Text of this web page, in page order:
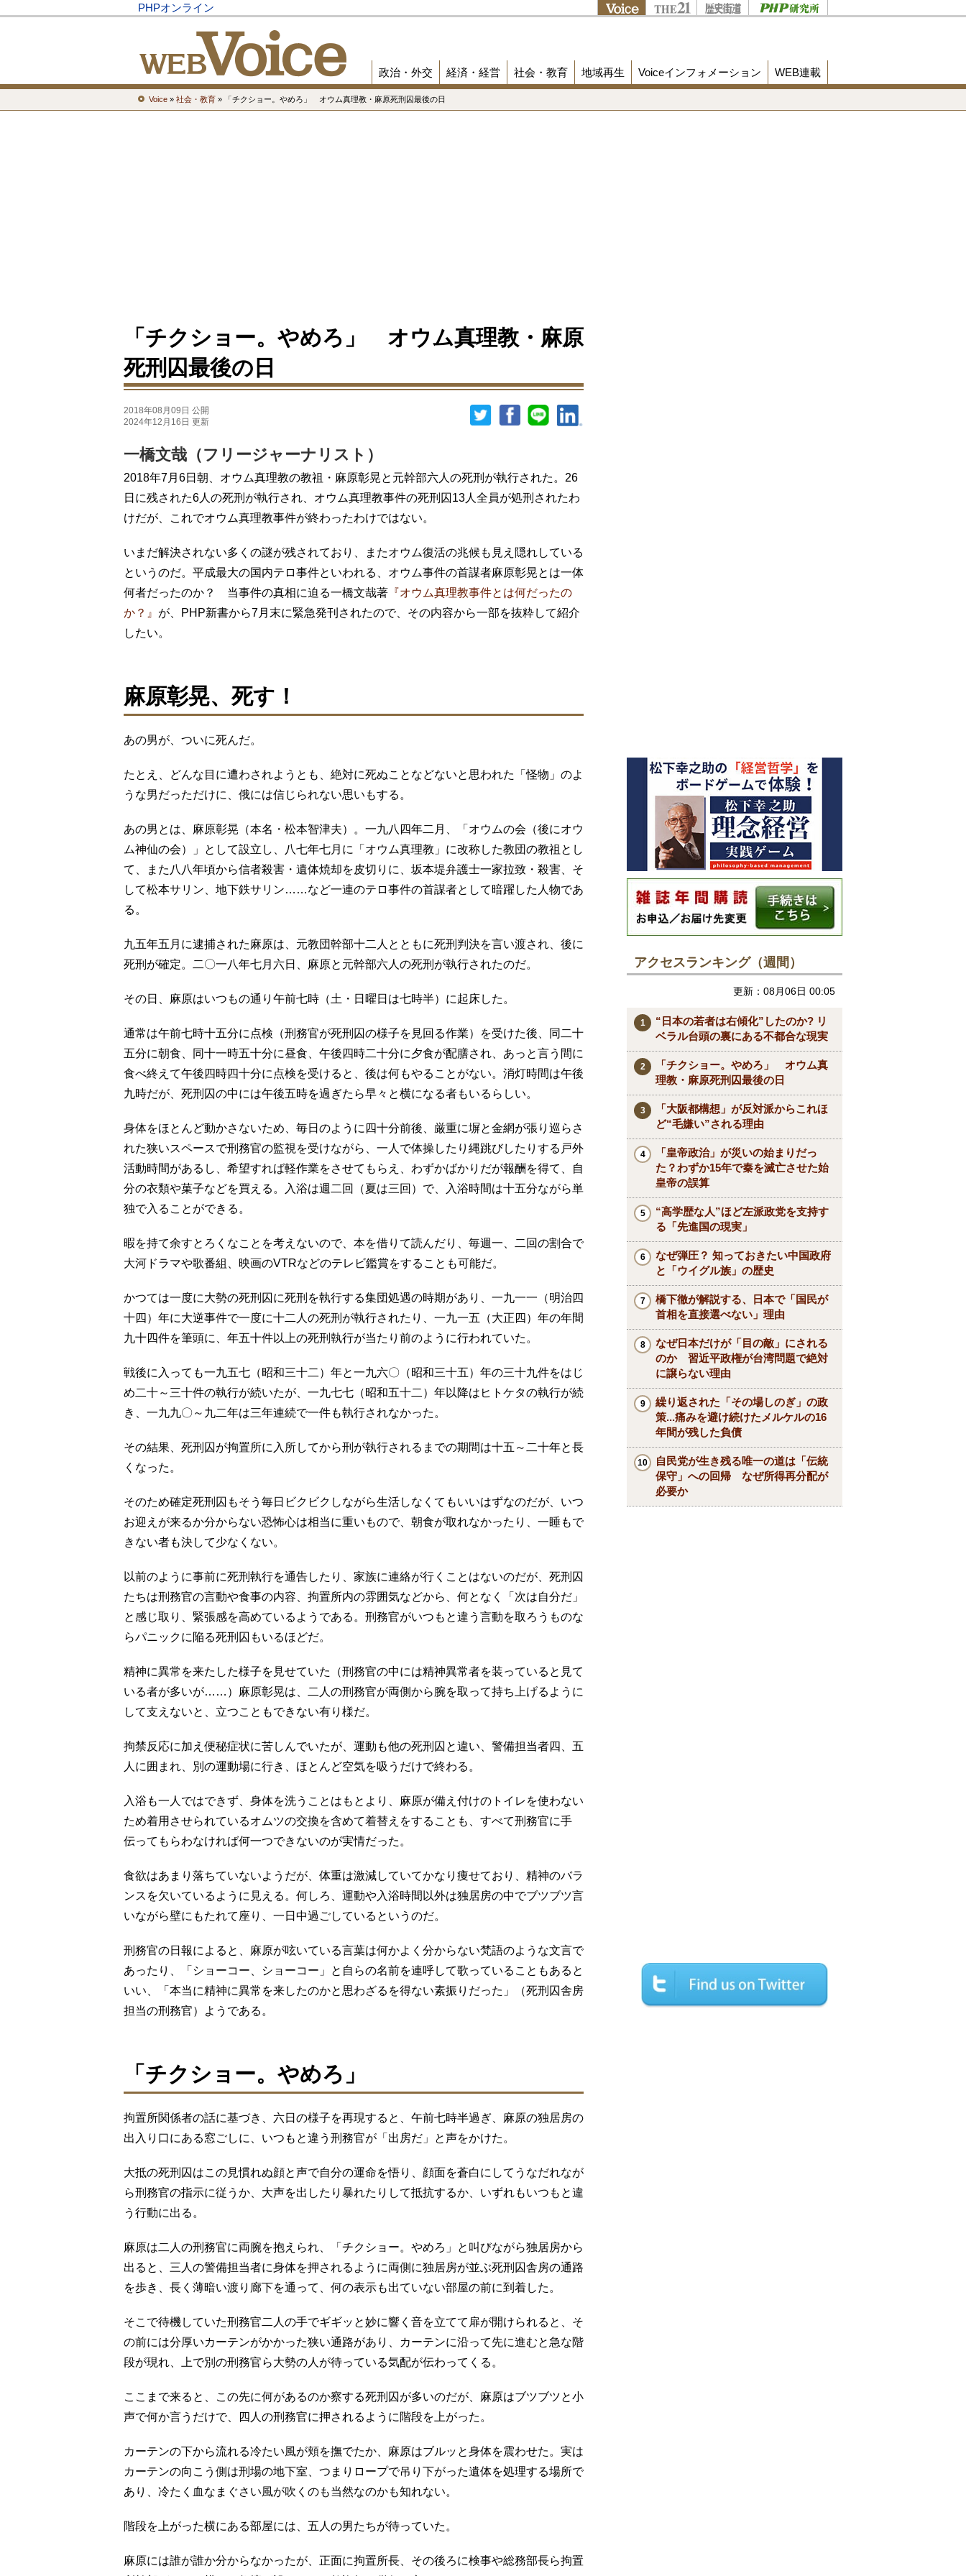
PHPオンライン
政治・外交 経済・経営 社会・教育 地域再生 Voiceインフォメーション WEB連載
Voice » 社会・教育 » 「チクショー。やめろ」 オウム真理教・麻原死刑囚最後の日
「チクショー。やめろ」 オウム真理教・麻原
死刑囚最後の日
2018年08月09日 公開
2024年12月16日 更新
一橋文哉（フリージャーナリスト）
2018年7月6日朝、オウム真理教の教祖・麻原彰晃と元幹部六人の死刑が執行された。26
日に残された6人の死刑が執行され、オウム真理教事件の死刑囚13人全員が処刑されたわ
けだが、これでオウム真理教事件が終わったわけではない。
いまだ解決されない多くの謎が残されており、またオウム復活の兆候も見え隠れしている
というのだ。平成最大の国内テロ事件といわれる、オウム事件の首謀者麻原彰晃とは一体
何者だったのか？ 当事件の真相に迫る一橋文哉著 『オウム真理教事件とは何だったの
か？』 が、PHP新書から7月末に緊急発刊されたので、その内容から一部を抜粋して紹介
したい。
麻原彰晃、死す！
あの男が、ついに死んだ。
たとえ、どんな目に遭わされようとも、絶対に死ぬことなどないと思われた「怪物」のよ
うな男だっただけに、俄には信じられない思いもする。
あの男とは、麻原彰晃（本名・松本智津夫）。一九八四年二月、「オウムの会（後にオウ
ム神仙の会）」として設立し、八七年七月に「オウム真理教」に改称した教団の教祖とし
て、また八八年頃から信者殺害・遺体焼却を皮切りに、坂本堤弁護士一家拉致・殺害、そ
して松本サリン、地下鉄サリン……など一連のテロ事件の首謀者として暗躍した人物であ
る。
九五年五月に逮捕された麻原は、元教団幹部十二人とともに死刑判決を言い渡され、後に
死刑が確定。二〇一八年七月六日、麻原と元幹部六人の死刑が執行されたのだ。
その日、麻原はいつもの通り午前七時（土・日曜日は七時半）に起床した。
通常は午前七時十五分に点検（刑務官が死刑囚の様子を見回る作業）を受けた後、同二十
五分に朝食、同十一時五十分に昼食、午後四時二十分に夕食が配膳され、あっと言う間に
食べ終えて午後四時四十分に点検を受けると、後は何もやることがない。消灯時間は午後
九時だが、死刑囚の中には午後五時を過ぎたら早々と横になる者もいるらしい。
身体をほとんど動かさないため、毎日のように四十分前後、厳重に塀と金網が張り巡らさ
れた狭いスペースで刑務官の監視を受けながら、一人で体操したり縄跳びしたりする戸外
活動時間があるし、希望すれば軽作業をさせてもらえ、わずかばかりだが報酬を得て、自
分の衣類や菓子などを買える。入浴は週二回（夏は三回）で、入浴時間は十五分ながら単
独で入ることができる。
暇を持て余すとろくなことを考えないので、本を借りて読んだり、毎週一、二回の割合で
大河ドラマや歌番組、映画のVTRなどのテレビ鑑賞をすることも可能だ。
かつては一度に大勢の死刑囚に死刑を執行する集団処遇の時期があり、一九一一（明治四
十四）年に大逆事件で一度に十二人の死刑が執行されたり、一九一五（大正四）年の年間
九十四件を筆頭に、年五十件以上の死刑執行が当たり前のように行われていた。
戦後に入っても一九五七（昭和三十二）年と一九六〇（昭和三十五）年の三十九件をはじ
め二十～三十件の執行が続いたが、一九七七（昭和五十二）年以降はヒトケタの執行が続
き、一九九〇～九二年は三年連続で一件も執行されなかった。
その結果、死刑囚が拘置所に入所してから刑が執行されるまでの期間は十五～二十年と長
くなった。
そのため確定死刑囚もそう毎日ビクビクしながら生活しなくてもいいはずなのだが、いつ
お迎えが来るか分からない恐怖心は相当に重いもので、朝食が取れなかったり、一睡もで
きない者も決して少なくない。
以前のように事前に死刑執行を通告したり、家族に連絡が行くことはないのだが、死刑囚
たちは刑務官の言動や食事の内容、拘置所内の雰囲気などから、何となく「次は自分だ」
と感じ取り、緊張感を高めているようである。刑務官がいつもと違う言動を取ろうものな
らパニックに陥る死刑囚もいるほどだ。
精神に異常を来たした様子を見せていた（刑務官の中には精神異常者を装っていると見て
いる者が多いが……）麻原彰晃は、二人の刑務官が両側から腕を取って持ち上げるように
して支えないと、立つこともできない有り様だ。
拘禁反応に加え便秘症状に苦しんでいたが、運動も他の死刑囚と違い、警備担当者四、五
人に囲まれ、別の運動場に行き、ほとんど空気を吸うだけで終わる。
入浴も一人ではできず、身体を洗うことはもとより、麻原が備え付けのトイレを使わない
ため着用させられているオムツの交換を含めて着替えをすることも、すべて刑務官に手
伝ってもらわなければ何一つできないのが実情だった。
食欲はあまり落ちていないようだが、体重は激減していてかなり痩せており、精神のバラ
ンスを欠いているように見える。何しろ、運動や入浴時間以外は独居房の中でブツブツ言
いながら壁にもたれて座り、一日中過ごしているというのだ。
刑務官の日報によると、麻原が呟いている言葉は何かよく分からない梵語のような文言で
あったり、「ショーコー、ショーコー」と自らの名前を連呼して歌っていることもあると
いい、「本当に精神に異常を来したのかと思わざるを得ない素振りだった」（死刑囚舎房
担当の刑務官）ようである。
「チクショー。やめろ」
拘置所関係者の話に基づき、六日の様子を再現すると、午前七時半過ぎ、麻原の独居房の
出入り口にある窓ごしに、いつもと違う刑務官が「出房だ」と声をかけた。
大抵の死刑囚はこの見慣れぬ顔と声で自分の運命を悟り、顔面を蒼白にしてうなだれなが
ら刑務官の指示に従うか、大声を出したり暴れたりして抵抗するか、いずれもいつもと違
う行動に出る。
麻原は二人の刑務官に両腕を抱えられ、「チクショー。やめろ」と叫びながら独居房から
出ると、三人の警備担当者に身体を押されるように両側に独居房が並ぶ死刑囚舎房の通路
を歩き、長く薄暗い渡り廊下を通って、何の表示も出ていない部屋の前に到着した。
そこで待機していた刑務官二人の手でギギッと妙に響く音を立てて扉が開けられると、そ
の前には分厚いカーテンがかかった狭い通路があり、カーテンに沿って先に進むと急な階
段が現れ、上で別の刑務官ら大勢の人が待っている気配が伝わってくる。
ここまで来ると、この先に何があるのか察する死刑囚が多いのだが、麻原はブツブツと小
声で何か言うだけで、四人の刑務官に押されるように階段を上がった。
カーテンの下から流れる冷たい風が頬を撫でたか、麻原はブルッと身体を震わせた。実は
カーテンの向こう側は刑場の地下室、つまりロープで吊り下がった遺体を処理する場所で
あり、冷たく血なまぐさい風が吹くのも当然なのかも知れない。
階段を上がった横にある部屋には、五人の男たちが待っていた。
麻原には誰が誰か分からなかったが、正面に拘置所長、その後ろに検事や総務部長ら拘置
アクセスランキング（週間）
更新：08月06日 00:05
“日本の若者は右傾化”したのか? リ
ベラル台頭の裏にある不都合な現実
「チクショー。やめろ」 オウム真
理教・麻原死刑囚最後の日
「大阪都構想」が反対派からこれほ
ど“毛嫌い”される理由
「皇帝政治」が災いの始まりだっ
た？わずか15年で秦を滅亡させた始
皇帝の誤算
“高学歴な人”ほど左派政党を支持す
る「先進国の現実」
なぜ弾圧？ 知っておきたい中国政府
と「ウイグル族」の歴史
橋下徹が解説する、日本で「国民が
首相を直接選べない」理由
なぜ日本だけが「目の敵」にされる
のか 習近平政権が台湾問題で絶対
に譲らない理由
繰り返された「その場しのぎ」の政
策...痛みを避け続けたメルケルの16
年間が残した負債
自民党が生き残る唯一の道は「伝統
保守」への回帰 なぜ所得再分配が
必要か